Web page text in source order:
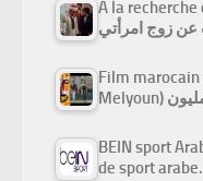
A la
عن زوج امرأتي
Film
BEIN sport
de sport